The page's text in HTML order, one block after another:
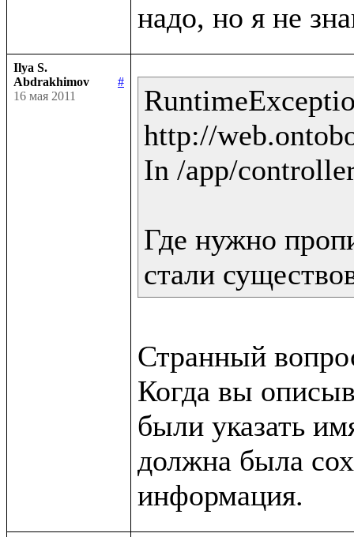
Ilya S.
Abdrakhimov
#
16 мая 2011
http://
In /app/
Где нужно
стали
Странный
Когда вы
были указать
должна была